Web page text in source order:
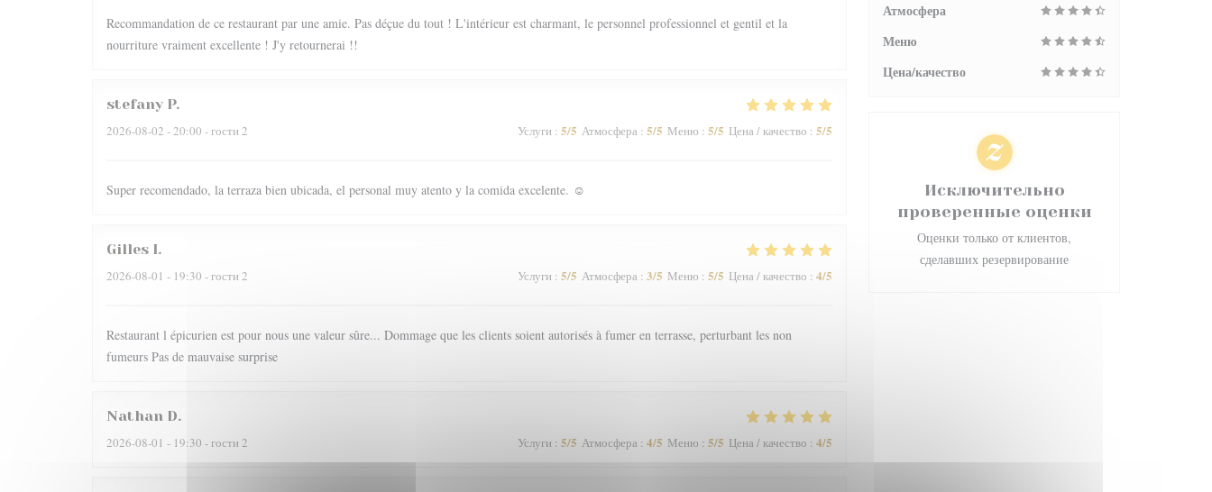
Recommandation de ce restaurant par une amie. Pas déçue du tout ! L'intérieur est charmant, le personnel professionnel et gentil et la
nourriture vraiment excellente ! J'y retournerai !!
stefany P
2026-08-02 - 20:00 - гости 2 Услуги : 5/5 Атмосфера : 5/5 Меню : 5/5 Цена / качество : 5/5
Super recomendado, la terraza bien ubicada, el personal muy atento y la comida excelente. ☺️
Gilles I
2026-08-01 - 19:30 - гости 2 Услуги : 5/5 Атмосфера : 3/5 Меню : 5/5 Цена / качество : 4/5
Restaurant l épicurien est pour nous une valeur sûre... Dommage que les clients soient autorisés à fumer en terrasse, perturbant les non
fumeurs Pas de mauvaise surprise
Nathan D
2026-08-01 - 19:30 - гости 2 Услуги : 5/5 Атмосфера : 4/5 Меню : 5/5 Цена / качество : 4/5
Атмосфера
Меню
Цена/качество
Исключительно
проверенные оценки
Оценки только от клиентов,
сделавших резервирование